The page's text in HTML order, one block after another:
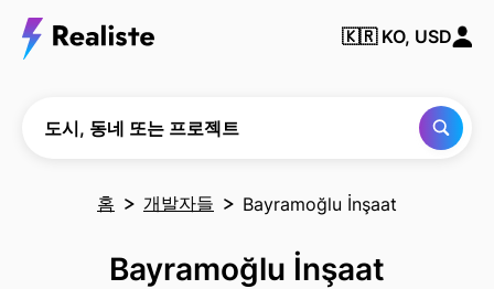
🇰🇷 KO, USD
도시, 동네 또는 프로젝트
홈 개발자들 Bayramoğlu İnşaat
Bayramoğlu İnşaat